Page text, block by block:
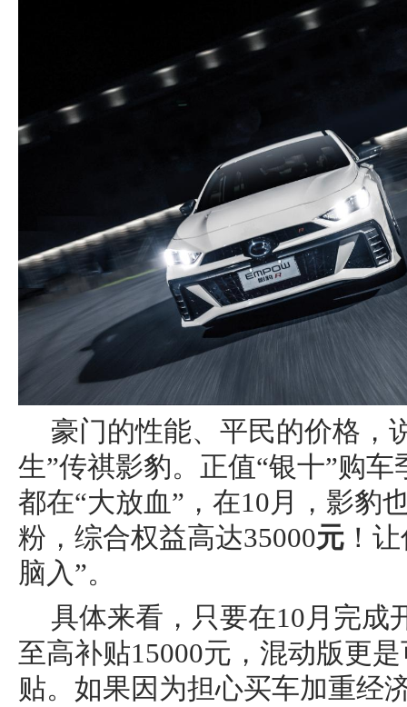
豪门的性能、平民的价格，
生”传祺影豹。正值“银十”购
都在“大放血”，在10月，影豹
粉，综合权益高达35000元 ！
脑入”。
具体来看，只要在10月完成
至高补贴15000元，混动版更
贴。如果因为担心买车加重经